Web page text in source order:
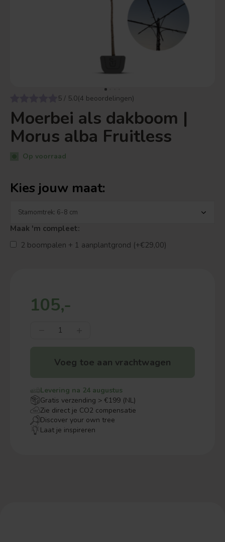
5 / 5.0(4 beoordelingen)
Moerbei als dakboom |
Morus alba Fruitless
Op voorraad
Kies jouw maat:
Maak 'm compleet:
2 boompalen + 1 aanplantgrond (+€29,00)
105,-
Voeg toe aan vrachtwagen
Levering na 24 augustus
Gratis verzending > €199 (NL)
Zie direct je CO2 compensatie
Discover your own tree
Laat je inspireren